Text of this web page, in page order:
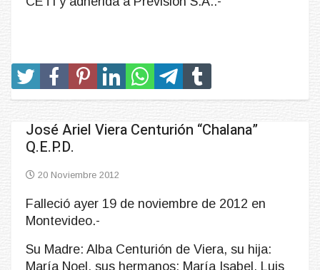
José Ariel Viera Centurión “Chalana”
Q.E.P.D.
20 Noviembre 2012
Falleció ayer 19 de noviembre de 2012 en
Montevideo.-
Su Madre: Alba Centurión de Viera, su hija:
María Noel, sus hermanos: María Isabel, Luis